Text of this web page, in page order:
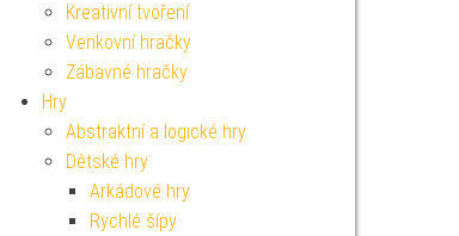
Kreativní tvoření
Venkovní hračky
Zábavné hračky
Hry
Abstraktní a logické hry
Dětské hry
Arkádové hry
Rychlé šípy